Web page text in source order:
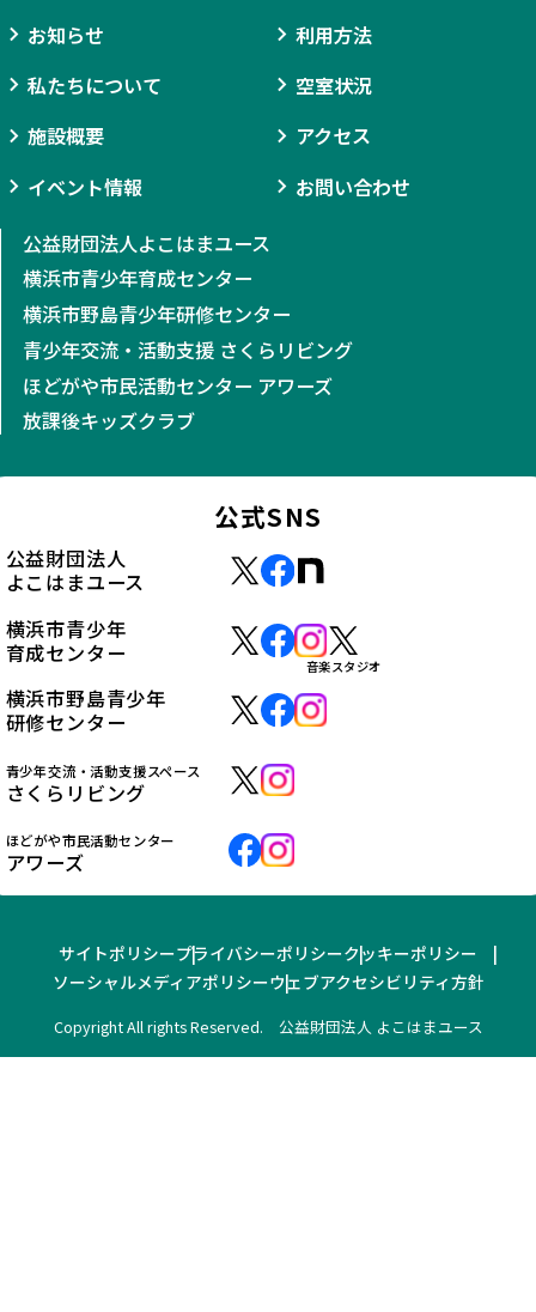
お知らせ
私たちについて
施設概要
イベント情報
利用方法
空室状況
アクセス
お問い合わせ
公益財団法人よこはまユース
横浜市青少年育成センター
横浜市野島青少年研修センター
青少年交流・活動支援 さくらリビング
ほどがや市民活動センター アワーズ
放課後キッズクラブ
公式SNS
公益財団法人
よこはまユース
横浜市青少年
育成センター
音楽スタジオ
横浜市野島青少年
研修センター
青少年交流・活動支援スペース
さくらリビング
ほどがや市民活動センター
アワーズ
サイトポリシープライバシーポリシークッキーポリシー
ソーシャルメディアポリシーウェブアクセシビリティ方針
Copyright All rights Reserved. 公益財団法人 よこはまユース